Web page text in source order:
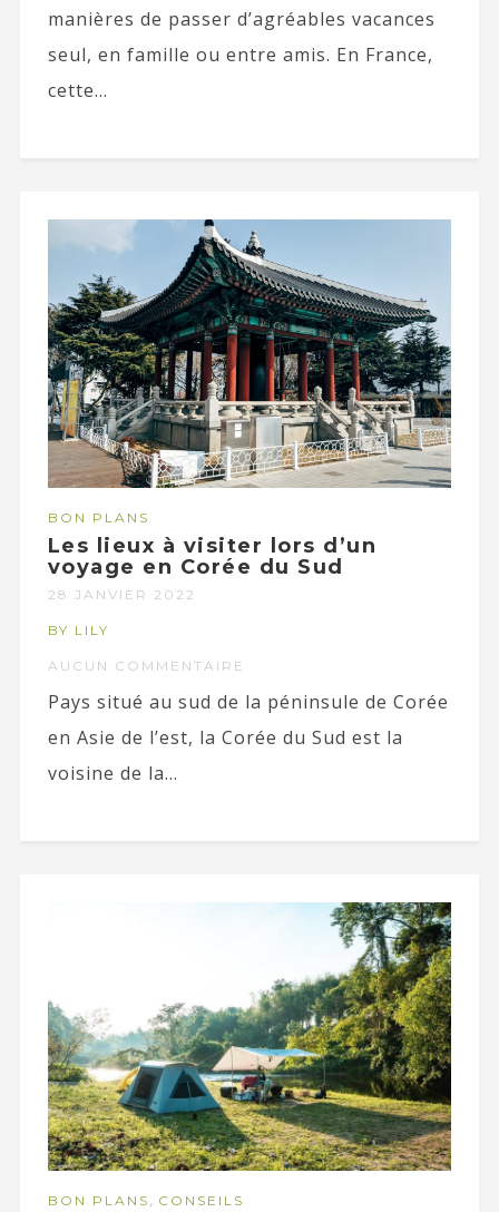
manières de passer d’agréables vacances
seul, en famille ou entre amis. En France,
cette...
BON PLANS
Les lieux à visiter lors d’un
voyage en Corée du Sud
28 JANVIER 2022
BY LILY
AUCUN COMMENTAIRE
Pays situé au sud de la péninsule de Corée
en Asie de l’est, la Corée du Sud est la
voisine de la...
BON PLANS , CONSEILS